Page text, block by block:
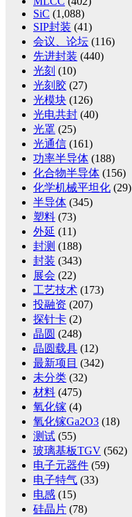
SiC (1,088)
SIP封装 (41)
会议、论坛 (116)
先进封装 (440)
光刻 (10)
光刻胶 (27)
光模块 (126)
光电共封 (40)
光罩 (25)
光通信 (161)
功率半导体 (188)
化合物半导体 (156)
化学机械平坦化 (29)
半导体 (345)
塑料 (73)
外延 (11)
封测 (188)
封装 (343)
展会 (22)
工艺技术 (173)
投融资 (207)
探针卡 (2)
晶圆 (248)
晶圆载具 (12)
最新项目 (342)
未分类 (32)
材料 (475)
氧化镓 (4)
氧化镓Ga2O3 (18)
测试 (55)
玻璃基板TGV (562)
电子元器件 (59)
电子特气 (33)
电感 (15)
硅晶片 (78)